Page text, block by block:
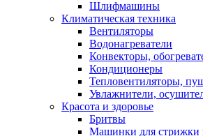
Шлифмашины
Климатическая техника
Вентиляторы
Водонагреватели
Конвекторы,
Кондиционеры
Тепловентиляторы,
Увлажнители,
Красота и здоровье
Бритвы
Машинки для стрижки